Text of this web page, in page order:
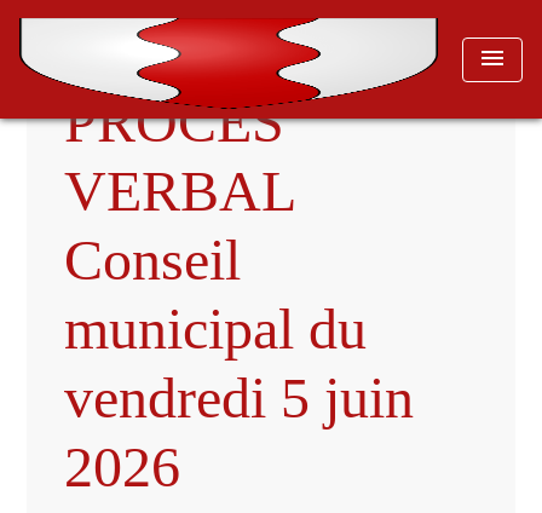
menu
PROCES
VERBAL
Conseil
municipal du
vendredi 5 juin
2026